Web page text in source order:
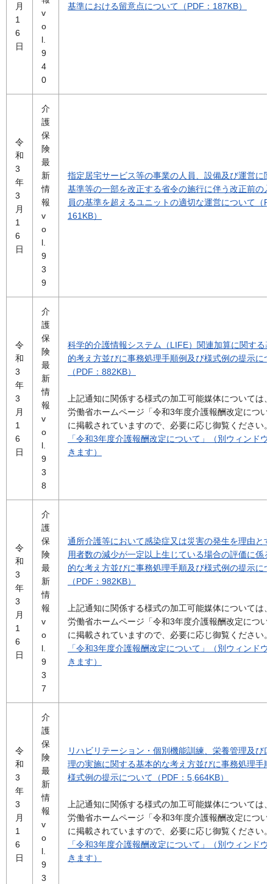
月
1
6
日
v
o
l.
9
4
0
基準における留意点について（PDF：187KB）
令
和
3
年
3
月
1
6
日
介
護
保
険
最
新
情
報
v
o
l.
9
3
9
指定居宅サービス等の事業の人員、設備及び運営に
基準等の一部を改正する省令の施行に伴う改正前の
員の基準を超えるユニットの適切な運営について（
161KB）
令
和
3
年
3
月
1
6
日
介
護
保
険
最
新
情
報
v
o
l.
9
3
8
科学的介護情報システム（LIFE）関連加算に関する
的考え方並びに事務処理手順例及び様式例の提示に
（PDF：882KB）
上記通知に関係する様式の加工可能媒体については
労働省ホームページ「令和3年度介護報酬改定につい
に掲載されていますので、必要に応じ御覧ください。
「令和3年度介護報酬改定について」（別ウィンドウ
きます）
令
和
3
年
3
月
1
6
日
介
護
保
険
最
新
情
報
v
o
l.
9
3
7
通所介護等において感染症又は災害の発生を理由と
用者数の減少が一定以上生じている場合の評価に係
的な考え方並びに事務処理手順及び様式例の提示に
（PDF：982KB）
上記通知に関係する様式の加工可能媒体については
労働省ホームページ「令和3年度介護報酬改定につい
に掲載されていますので、必要に応じ御覧ください。
「令和3年度介護報酬改定について」（別ウィンドウ
きます）
令
和
3
年
3
月
1
6
日
介
護
保
険
最
新
情
報
v
o
l.
9
3
リハビリテーション・個別機能訓練、栄養管理及び
理の実施に関する基本的な考え方並びに事務処理手
様式例の提示について（PDF：5,664KB）
上記通知に関係する様式の加工可能媒体については
労働省ホームページ「令和3年度介護報酬改定につい
に掲載されていますので、必要に応じ御覧ください。
「令和3年度介護報酬改定について」（別ウィンドウ
きます）